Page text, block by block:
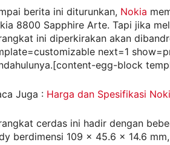
berita ini diturunkan, Nokia
8800 Sapphire Arte. Tapi jika
ini diperkirakan akan
next=1
egg-block
Juga : Harga dan Spesifikasi
cerdas ini hadir dengan
berdimensi 109 x 45.6 x 14.6